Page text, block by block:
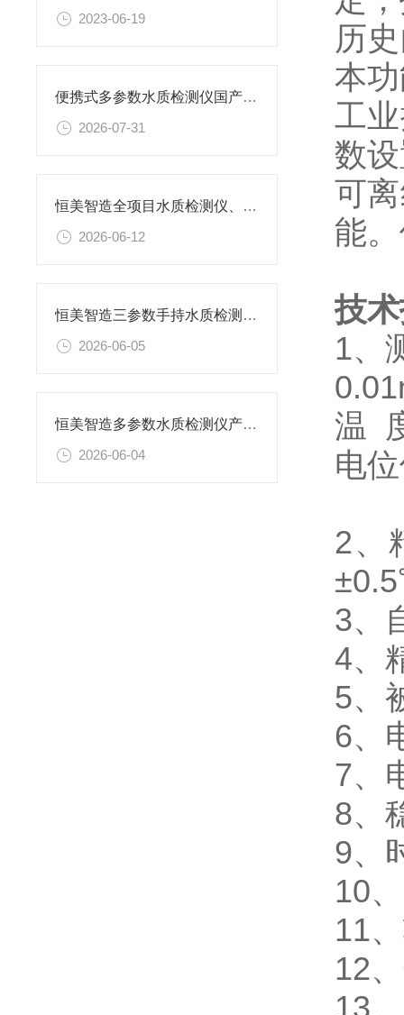
2023-06-19
便携式多参数水质检测仪国产品牌盘点，恒美智造氨氮测定仪选型参考
2026-07-31
恒美智造全项目水质检测仪、COD检测仪对比：综合性能全面评析
2026-06-12
恒美智造三参数手持水质检测仪技术报告书：亚硝酸盐检测仪深度解析
2026-06-05
恒美智造多参数水质检测仪产品知识图谱：COD测定仪选型指南
2026-06-04
历
本
工
数
可
能
技
1、
温
电
2、
3、
4
5
6、
7、
8
9
10
11
12
13